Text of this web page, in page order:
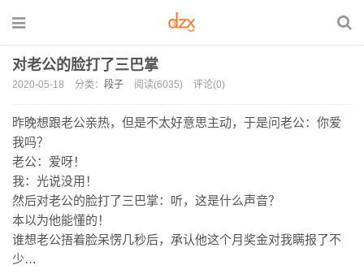
对老公的脸打了三巴掌
2020-05-18 分类： 段子 阅读(6035) 评论(0)
昨晚想跟老公亲热，但是不太好意思主动，于是问老公：你爱
我吗？
老公：爱呀！
我：光说没用！
然后对老公的脸打了三巴掌：听，这是什么声音？
本以为他能懂的！
谁想老公捂着脸呆愣几秒后，承认他这个月奖金对我瞒报了不
少…